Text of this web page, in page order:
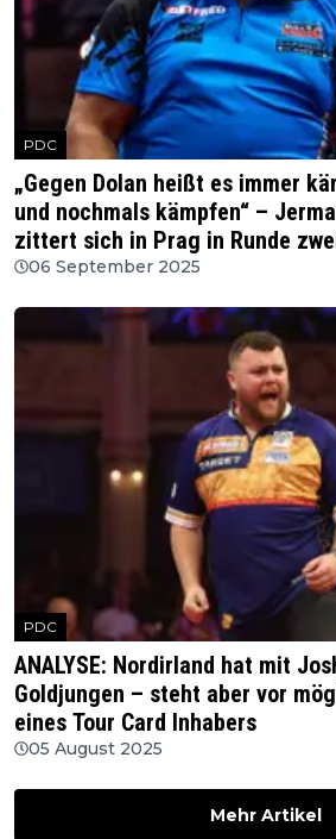
PDC
„Gegen Dolan heißt es immer
und nochmals kämpfen“ –
zittert sich in Prag in Runde
06 September 2025
PDC
ANALYSE: Nordirland hat mit
Goldjungen – steht aber vor
eines Tour Card Inhabers
05 August 2025
Mehr Artikel